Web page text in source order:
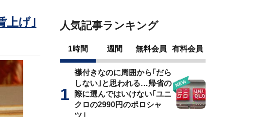
上げ｣
人気記事ランキング
1時間 週間 無料会員 有料会員
襟付きなのに周囲から｢だら
しない｣と思われる…帰省の
際に選んではいけない｢ユニ
クロの2990円のポロシャ
ツ｣